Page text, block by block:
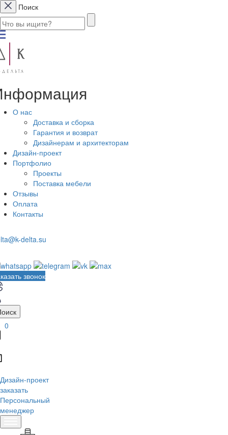
Поиск
О нас
Доставка и сборка
Гарантия и возврат
Дизайнерам и архитекторам
Дизайн-проект
Портфолио
Проекты
Поставка мебели
Отзывы
Оплата
Контакты
delta.su
звонок
0
Дизайн-проект
заказать
Персональный
менеджер